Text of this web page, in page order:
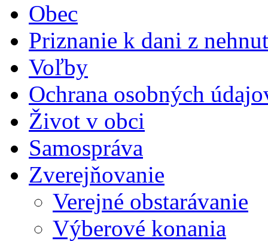
Obec
Priznanie k dani z
Voľby
Ochrana osobných
Život v obci
Samospráva
Zverejňovanie
Verejné obstarávanie
Výberové konania